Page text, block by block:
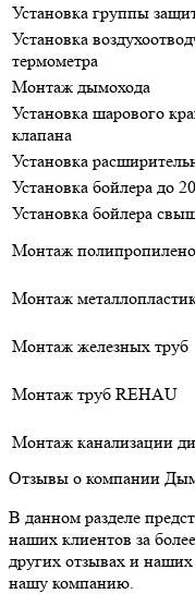
Установка группы
Установка
термометра
Монтаж дымохода
Установка шарового
клапана
Установка
Установка бойлера до
Установка бойлера
Монтаж
Монтаж
Монтаж железных труб
Монтаж труб REHAU
Монтаж канализации
Отзывы о компании
В данном разделе
наших клиентов за
других отзывах и
нашу компанию.